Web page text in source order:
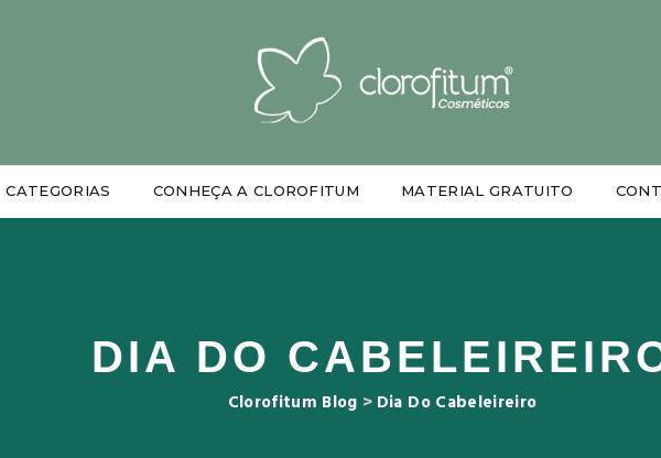
CATEGORIAS CONHEÇA A CLOROFITUM MATERIAL GRATUITO
DIA DO
Clorofitum Blog > Dia Do Cabeleireiro